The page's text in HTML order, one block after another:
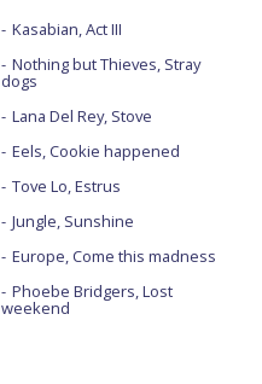
Kasabian, Act III
Nothing but Thieves, Stray
dogs
Lana Del Rey, Stove
Eels, Cookie happened
Tove Lo, Estrus
Jungle, Sunshine
Europe, Come this madness
Phoebe Bridgers, Lost
weekend